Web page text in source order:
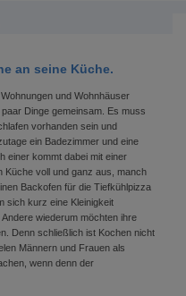
an seine Küche.
und Wohnhäuser
Dinge gemeinsam. Es muss
vorhanden sein und
ein Badezimmer und eine
einer kommt dabei mit einer
Küche voll und ganz aus, manch
Backofen für die Tiefkühlpizza
sich kurz eine Kleinigkeit
wiederum möchten ihre
Denn schließlich ist Kochen nicht
Männern und Frauen als
wenn denn der